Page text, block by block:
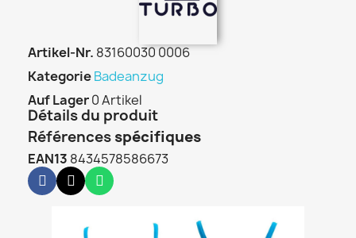
Artikel-Nr. 83160030 0006
KategorieBadeanzug
Auf Lager0 Artikel
Détails du produit
Références spécifiques
EAN13 8434578586673